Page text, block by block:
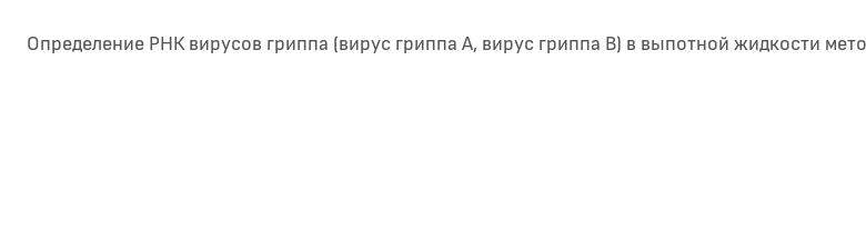
Определение РНК вирусов гриппа (вирус гриппа А, вирус гриппа В) в выпотной жидкости